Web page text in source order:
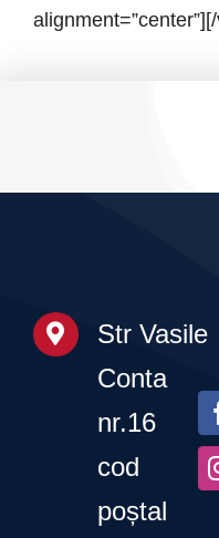
Str Vasile
Conta
nr.16
cod
poștal